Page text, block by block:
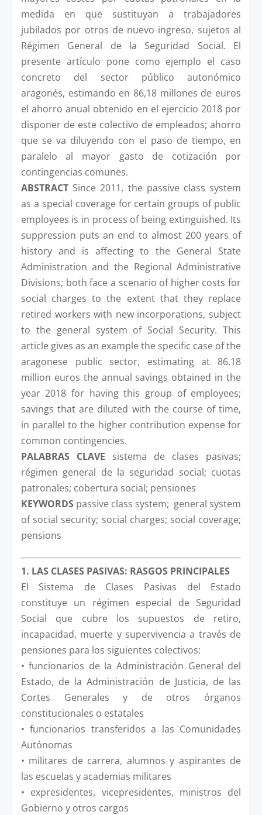
medida en que sustituyan a trabajadores
jubilados por otros de nuevo ingreso, sujetos al
Régimen General de la Seguridad Social. El
presente artículo pone como ejemplo el caso
concreto del sector público autonómico
aragonés, estimando en 86,18 millones de euros
el ahorro anual obtenido en el ejercicio 2018 por
disponer de este colectivo de empleados; ahorro
que se va diluyendo con el paso de tiempo, en
paralelo al mayor gasto de cotización por
contingencias comunes.
ABSTRACTSince 2011, the passive class system
as a special coverage for certain groups of public
employees is in process of being extinguished. Its
suppression puts an end to almost 200 years of
history and is affecting to the General State
Administration and the Regional Administrative
Divisions; both face a scenario of higher costs for
social charges to the extent that they replace
retired workers with new incorporations, subject
to the general system of Social Security. This
article gives as an example the specific case of the
aragonese public sector, estimating at 86.18
million euros the annual savings obtained in the
year 2018 for having this group of employees;
savings that are diluted with the course of time,
in parallel to the higher contribution expense for
common contingencies.
PALABRAS CLAVE sistema de clases pasivas;
régimen general de la seguridad social; cuotas
patronales; cobertura social; pensiones
KEYWORDSpassive class system; general system
of social security; social charges; social coverage;
pensions
1. LAS CLASES PASIVAS: RASGOS PRINCIPALES
El Sistema de Clases Pasivas del Estado
constituye un régimen especial de Seguridad
Social que cubre los supuestos de retiro,
incapacidad, muerte y supervivencia a través de
pensiones para los siguientes colectivos:
• funcionarios de la Administración General del
Estado, de la Administración de Justicia, de las
Cortes Generales y de otros órganos
constitucionales o estatales
• funcionarios transferidos a las Comunidades
Autónomas
• militares de carrera, alumnos y aspirantes de
las escuelas y academias militares
• expresidentes, vicepresidentes, ministros del
Gobierno y otros cargos